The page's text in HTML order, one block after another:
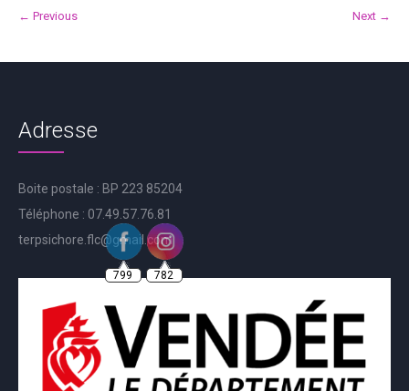
← Previous Next →
Adresse
Boite postale : BP 223 85204
Téléphone : 07.49.57.76.81
terpsichore.flc@gmail.com
799 782